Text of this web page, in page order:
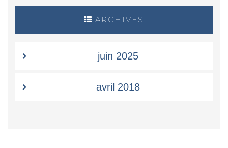
ARCHIVES
juin 2025
avril 2018